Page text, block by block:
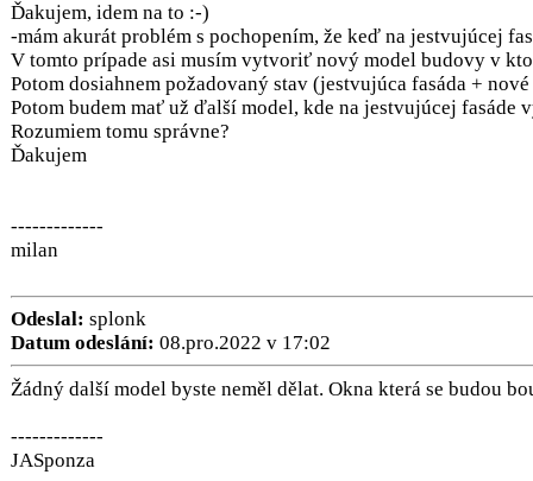
Ďakujem, idem na to :-)
-mám akurát problém s pochopením, že keď na jestvujúcej
V tomto prípade asi musím vytvoriť nový model budovy v
Potom dosiahnem požadovaný stav (jestvujúca fasáda +
Potom budem mať už ďalší model, kde na jestvujúcej
Rozumiem tomu správne?
Ďakujem
-------------
milan
Odeslal: splonk
Datum odeslání: 08.pro.2022 v 17:02
Žádný další model byste neměl dělat. Okna která se budou
-------------
JASponza